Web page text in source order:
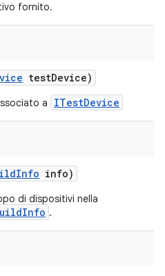
fornito.
testDevice)
a ITestDevice
Info info)
di dispositivi nella
.